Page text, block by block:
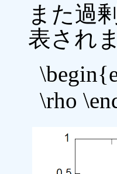
また過
表され
\rho